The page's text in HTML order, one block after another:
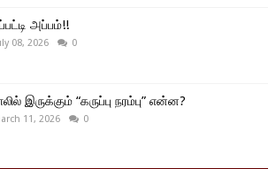
அப்பம்!!
08, 2026 0
இருக்கும் “கருப்பு நரம்பு” என்ன?
11, 2026 0